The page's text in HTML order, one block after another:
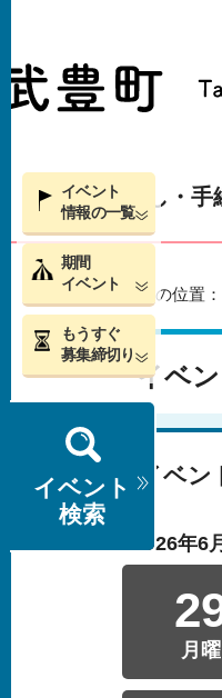
くらし・手
現在の位置：
イベ
イベント
情報の一覧
期間
イベント
もうすぐ
募集締切り
イベント
検索
イベン
2026年6
月